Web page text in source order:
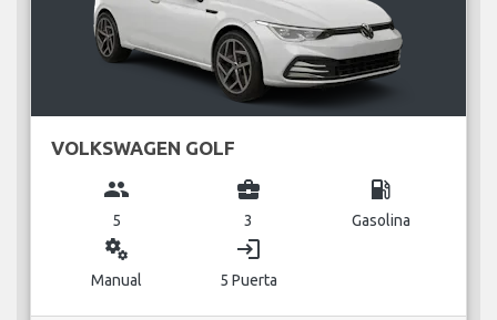
VOLKSWAGEN GOLF
group
5
business_center
3
local_gas_station
Gasolina
miscellaneous_services
Manual
login
5 Puerta